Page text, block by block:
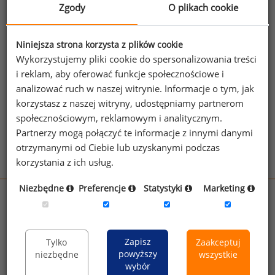
spraw handlowych.
Jeżeli posiadasz dostęp, do pełnego raportu
jednego z powyższych stanowisk możesz za
jego pomocą sprawdzić raporty dla
pozostałych.
Wykorzystaj kod
Aby otrzymać darmowy kod dostępu weź udział
wOgólnopolskim Badaniu Wynagrodzeń.
wynagrodzenia.pl
rynekpracy.pl
raportyplacowe.pl
badania
HR.pl
Zgody O plikach cookie
Niniejsza strona korzysta z plików cookie
Wykorzystujemy pliki cookie do spersonalizowania treści
i reklam, aby oferować funkcje społecznościowe i
analizować ruch w naszej witrynie. Informacje o tym, jak
korzystasz z naszej witryny, udostępniamy partnerom
społecznościowym, reklamowym i analitycznym.
Partnerzy mogą połączyć te informacje z innymi danymi
otrzymanymi od Ciebie lub uzyskanymi podczas
korzystania z ich usług.
Niezbędne Preferencje Statystyki Marketing
Tylko
niezbędne
Zapisz
powyższy
wybór
Zaakceptuj
wszystkie